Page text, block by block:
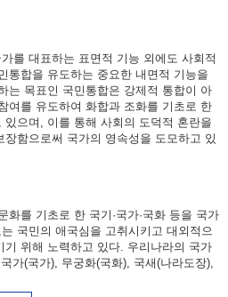
를 대표하는 표면적 기능 외에도 사회적
통합을 유도하는 중요한 내면적 기능을
는 목표인 국민통합은 강제적 통합이 아
여를 유도하여 화합과 조화를 기초로 한
있으며, 이를 통해 사회의 도덕적 혼란을
함으로써 국가의 영속성을 도모하고 있
화를 기초로 한 국기·국가·국화 등을 국가
국민의 애국심을 고취시키고 대외적으
기 위해 노력하고 있다. 우리나라의 국가
가(국가), 무궁화(국화), 국새(나라도장),